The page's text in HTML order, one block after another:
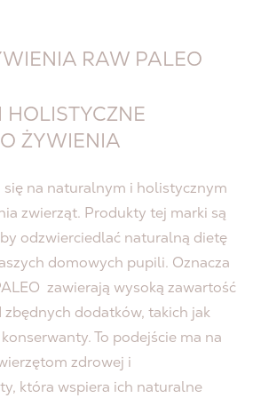
RAW PALEO
ŻYWIENIA
się na naturalnym i holistycznym
zwierząt. Produkty tej marki są
odzwierciedlać naturalną dietę
domowych pupili. Oznacza
zawierają wysoką zawartość
zbędnych dodatków, takich jak
To podejście ma na
zdrowej i
która wspiera ich naturalne